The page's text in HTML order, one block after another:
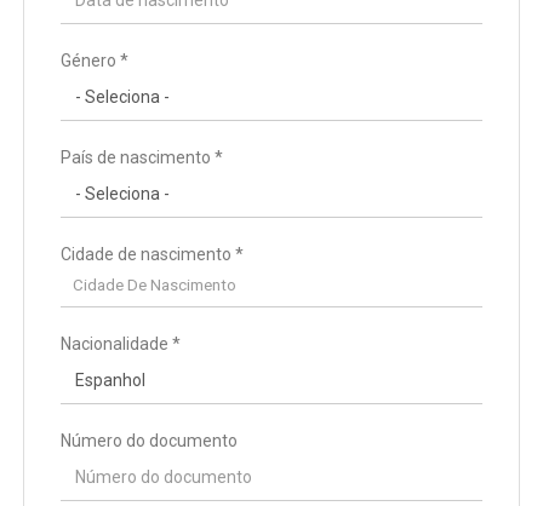
Distrito/Região de residência *
Código postal da residência
Cidade de residência
Cidade De Residência
Endereço de residência
Género *
País de nascimento *
Cidade de nascimento *
Cidade De Nascimento
Nacionalidade *
Número do documento